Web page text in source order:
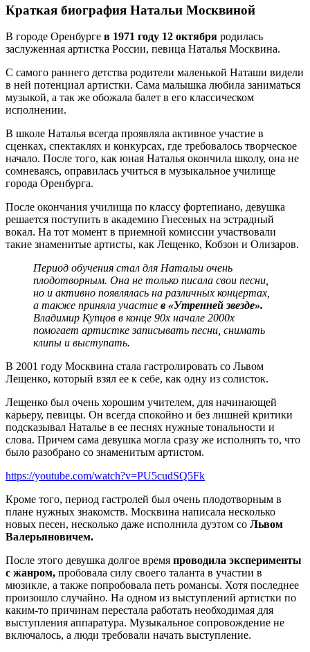
Краткая биография Натальи Москвиной
В городе Оренбурге в 1971 году 12 октября родилась
заслуженная артистка России, певица Наталья Москвина.
С самого раннего детства родители маленькой Наташи видели
в ней потенциал артистки. Сама малышка любила заниматься
музыкой, а так же обожала балет в его классическом
исполнении.
В школе Наталья всегда проявляла активное участие в
сценках, спектаклях и конкурсах, где требовалось творческое
начало. После того, как юная Наталья окончила школу, она не
сомневаясь, оправилась учиться в музыкальное училище
города Оренбурга.
После окончания училища по классу фортепиано, девушка
решается поступить в академию Гнесеных на эстрадный
вокал. На тот момент в приемной комиссии участвовали
такие знаменитые артисты, как Лещенко, Кобзон и Олизаров.
Период обучения стал для Натальи очень
плодотворным. Она не только писала свои песни,
но и активно появлялась на различных концертах,
а также приняла участие в «Утренней звезде».
Владимир Купцов в конце 90х начале 2000х
помогает артистке записывать песни, снимать
клипы и выступать.
В 2001 году Москвина стала гастролировать со Львом
Лещенко, который взял ее к себе, как одну из солисток.
Лещенко был очень хорошим учителем, для начинающей
карьеру, певицы. Он всегда спокойно и без лишней критики
подсказывал Наталье в ее песнях нужные тональности и
слова. Причем сама девушка могла сразу же исполнять то, что
было разобрано со знаменитым артистом.
https://youtube.com/watch?v=PU5cudSQ5Fk
Кроме того, период гастролей был очень плодотворным в
плане нужных знакомств. Москвина написала несколько
новых песен, несколько даже исполнила дуэтом со Львом
Валерьяновичем.
После этого девушка долгое время проводила эксперименты
с жанром, пробовала силу своего таланта в участии в
мюзикле, а также попробовала петь романсы. Хотя последнее
произошло случайно. На одном из выступлений артистки по
каким-то причинам перестала работать необходимая для
выступления аппаратура. Музыкальное сопровождение не
включалось, а люди требовали начать выступление.